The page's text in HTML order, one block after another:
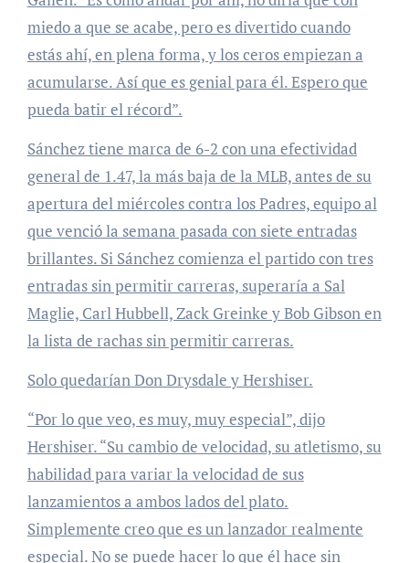
miedo a que se acabe, pero es divertido cuando
estás ahí, en plena forma, y ​​los ceros empiezan a
acumularse. Así que es genial para él. Espero que
pueda batir el récord”.
Sánchez tiene marca de 6-2 con una efectividad
general de 1.47, la más baja de la MLB, antes de su
apertura del miércoles contra los Padres, equipo al
que venció la semana pasada con siete entradas
brillantes. Si Sánchez comienza el partido con tres
entradas sin permitir carreras, superaría a Sal
Maglie, Carl Hubbell, Zack Greinke y Bob Gibson en
la lista de rachas sin permitir carreras.
Solo quedarían Don Drysdale y Hershiser.
“Por lo que veo, es muy, muy especial”, dijo
Hershiser. “Su cambio de velocidad, su atletismo, su
habilidad para variar la velocidad de sus
lanzamientos a ambos lados del plato.
Simplemente creo que es un lanzador realmente
especial. No se puede hacer lo que él hace sin